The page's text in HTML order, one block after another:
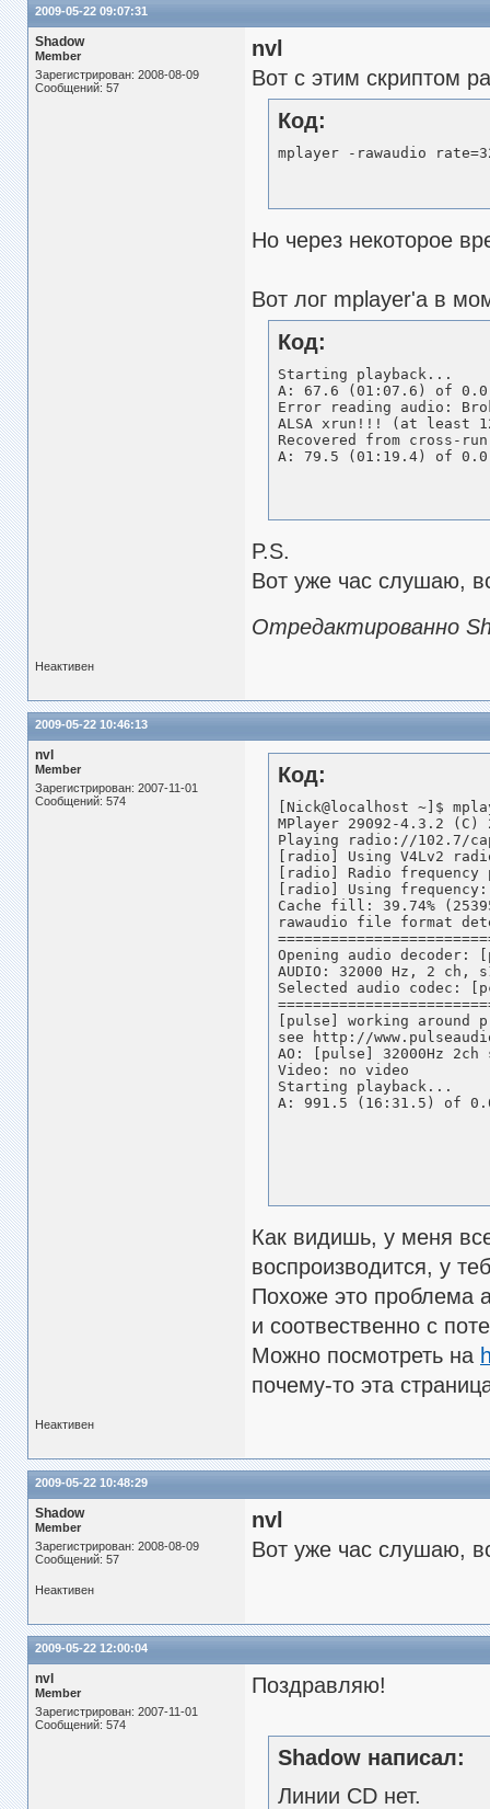
2009-05-22 09:07:31
Shadow
Member
Зарегистрирован: 2008-08-09
Сообщений: 57
nvl
Вот с этим скриптом
Код:
mplayer -rawaudio
Но через некоторое
Вот лог mplayer'а в
Код:
Starting playback...
A: 67.6 (01:07.6) of 0.0
Error reading audio:
ALSA xrun!!! (at least
Recovered from cross-
A: 79.5 (01:19.4) of 0.0
P.S.
Вот уже час слушаю,
Отредактированно
Неактивен
2009-05-22 10:46:13
nvl
Member
Зарегистрирован: 2007-11-01
Сообщений: 574
Код:
[Nick@localhost ~]$
MPlayer 29092-4.3.2 (C)
Playing radio://102.7/
[radio] Using V4Lv2
[radio] Radio frequency
[radio] Using
Cache fill: 39.74%
rawaudio file format
Opening audio decoder:
AUDIO: 32000 Hz, 2 ch,
Selected audio codec:
[pulse] working around
see http://
AO: [pulse] 32000Hz
Video: no video
Starting playback...
A: 991.5 (16:31.5) of 0.0
Как видишь, у меня
воспроизводится, у
Похоже это проблема
и соотвественно с
Можно посмотреть на
почему-то эта
Неактивен
2009-05-22 10:48:29
Shadow
Member
Зарегистрирован: 2008-08-09
Сообщений: 57
nvl
Вот уже час слушаю,
Неактивен
2009-05-22 12:00:04
nvl
Member
Зарегистрирован: 2007-11-01
Сообщений: 574
Поздравляю!
Shadow написал:
Линии CD нет.